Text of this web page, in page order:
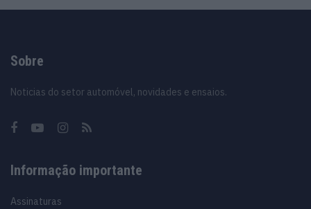
Sobre
Noticias do setor automóvel, novidades e ensaios.
Informação importante
Assinaturas